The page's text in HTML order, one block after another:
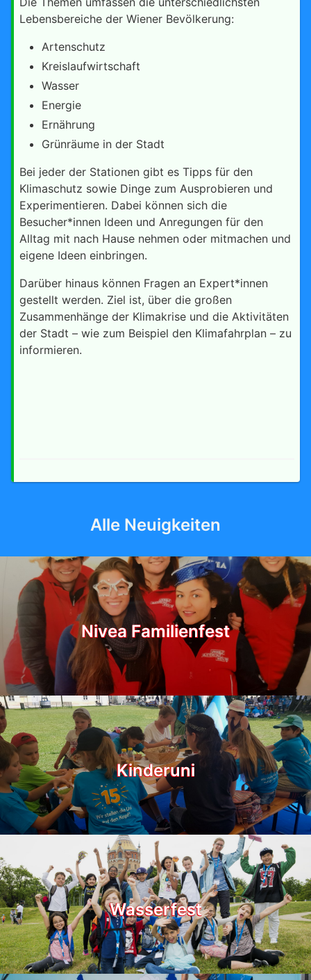
Lebensbereiche der Wiener Bevölkerung:
Artenschutz
Kreislaufwirtschaft
Wasser
Energie
Ernährung
Grünräume in der Stadt
Bei jeder der Stationen gibt es Tipps für den
Klimaschutz sowie Dinge zum Ausprobieren und
Experimentieren. Dabei können sich die
Besucher*innen Ideen und Anregungen für den
Alltag mit nach Hause nehmen oder mitmachen und
eigene Ideen einbringen.
Darüber hinaus können Fragen an Expert*innen
gestellt werden. Ziel ist, über die großen
Zusammenhänge der Klimakrise und die Aktivitäten
der Stadt – wie zum Beispiel den Klimafahrplan – zu
informieren.
Alle Neuigkeiten
Nivea Familienfest
Kinderuni
Wasserfest